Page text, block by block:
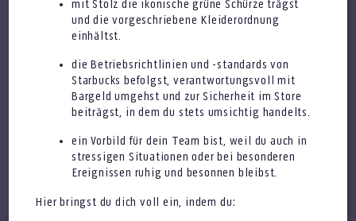
mit Stolz die ikonische grüne Schürze trägst
und die vorgeschriebene Kleiderordnung
einhältst.
die Betriebsrichtlinien und -standards von
Starbucks befolgst, verantwortungsvoll mit
Bargeld umgehst und zur Sicherheit im Store
beiträgst, in dem du stets umsichtig handelts.
ein Vorbild für dein Team bist, weil du auch in
stressigen Situationen oder bei besonderen
Ereignissen ruhig und besonnen bleibst.
Hier bringst du dich voll ein, indem du:
Verkaufsmitarbeiter (m/w/d)
in Vollzeit